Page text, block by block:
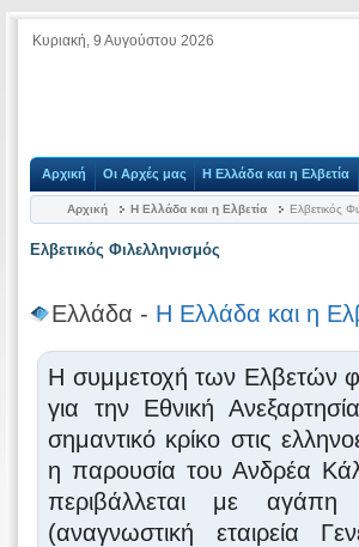
Κυριακή, 9 Αυγούστου 2026
Αρχική Οι Αρχές μας Η Ελλάδα και η Ελβετία
Αρχική Η Ελλάδα και η Ελβετία Ελβετικός
Ελβετικός Φιλελληνισμός
Ελλάδα - Η Ελλάδα και η
Η συμμετοχή των Ελβετών
για την Εθνική
σημαντικό κρίκο στις
η παρουσία του Ανδρέα
περιβάλλεται με
(αναγνωστική εταιρεία